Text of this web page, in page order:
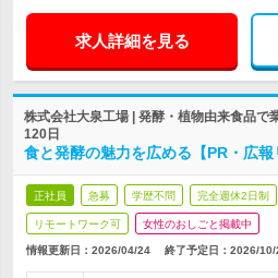
求人詳細を見る
株式会社大泉工場 | 発酵・植物由来食品で
120日
食と発酵の魅力を広める【PR・広
正社員 急募 学歴不問 完全週休2日制
リモートワーク可 女性のおしごと掲載中
情報更新日：2026/04/24 終了予定日： 2026/10/